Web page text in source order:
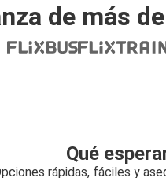
de más
Qué
rápidas, fáciles y